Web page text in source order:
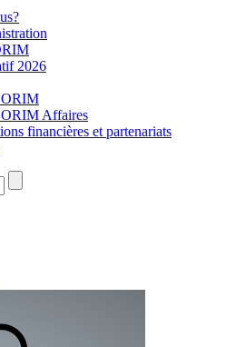
2026
Affaires
financières et partenariats